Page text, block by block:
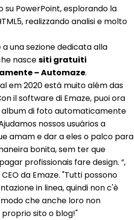
PowerPoint, esplorando la
realizzando analisi e molto
una sezione dedicata alla
nascesiti gratuiti
– Automaze.
em 2020 está muito além das
il software di Emaze, puoi ora
album di foto automaticamente
nossos usuários a
amam e dar a eles o palco para
bonita, sem ter que
profissionais fare design. ”,
da Emaze. "Tutti possono
in linea, quindi non c'è
che anche loro non
sito o blog!"